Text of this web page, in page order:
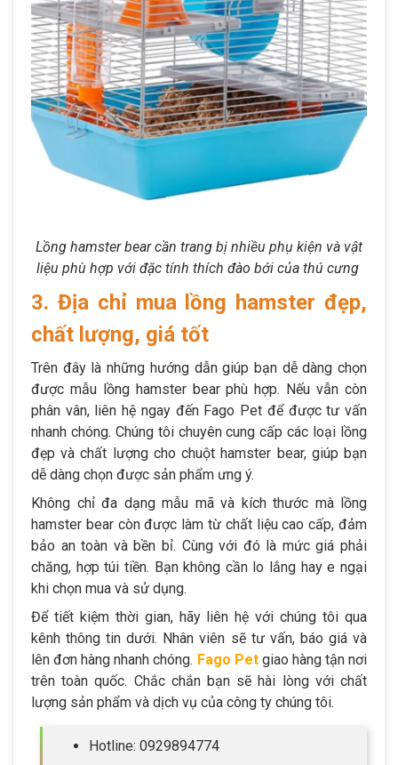
Lồng hamster bear cần trang bị nhiều phụ kiện và vật
liệu phù hợp với đặc tính thích đào bới của thú cưng
3. Địa chỉ mua lồng hamster đẹp,
chất lượng, giá tốt
Trên đây là những hướng dẫn giúp bạn dễ dàng chọn
được mẫu lồng hamster bear phù hợp. Nếu vẫn còn
phân vân, liên hệ ngay đến Fago Pet để được tư vấn
nhanh chóng. Chúng tôi chuyên cung cấp các loại lồng
đẹp và chất lượng cho chuột hamster bear, giúp bạn
dễ dàng chọn được sản phẩm ưng ý.
Không chỉ đa dạng mẫu mã và kích thước mà lồng
hamster bear còn được làm từ chất liệu cao cấp, đảm
bảo an toàn và bền bỉ. Cùng với đó là mức giá phải
chăng, hợp túi tiền. Bạn không cần lo lắng hay e ngại
khi chọn mua và sử dụng.
Để tiết kiệm thời gian, hãy liên hệ với chúng tôi qua
kênh thông tin dưới. Nhân viên sẽ tư vấn, báo giá và
lên đơn hàng nhanh chóng. Fago Petgiao hàng tận nơi
trên toàn quốc. Chắc chắn bạn sẽ hài lòng với chất
lượng sản phẩm và dịch vụ của công ty chúng tôi.
Hotline: 0929894774